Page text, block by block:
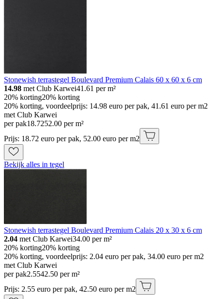
Stonewish terrastegel Boulevard Premium Calais 60 x 60 x 6 cm
14.98 met Club Karwei41.61 per m²
20% korting20% korting
20% korting, voordeelprijs: 14.98 euro per pak, 41.61 euro per m2
met Club Karwei
per pak18.7252.00 per m²
Prijs: 18.72 euro per pak, 52.00 euro per m2
Bekijk alles in tegel
Stonewish terrastegel Boulevard Premium Calais 20 x 30 x 6 cm
2.04 met Club Karwei34.00 per m²
20% korting20% korting
20% korting, voordeelprijs: 2.04 euro per pak, 34.00 euro per m2
met Club Karwei
per pak2.5542.50 per m²
Prijs: 2.55 euro per pak, 42.50 euro per m2